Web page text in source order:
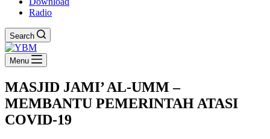
Radio
Search
Menu
MASJID JAMI’ AL-UMM –
MEMBANTU PEMERINTAH ATASI
COVID-19